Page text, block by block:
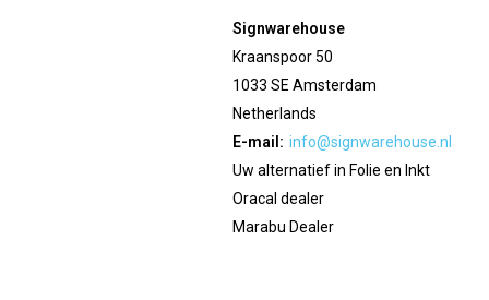
Signwarehouse
Kraanspoor 50
1033 SE Amsterdam
Netherlands
E-mail: info@signwarehouse.nl
Uw alternatief in Folie en Inkt
Oracal dealer
Marabu Dealer